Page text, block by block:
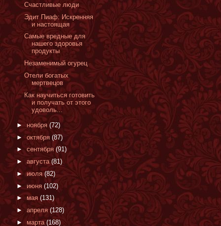
Счастливые люди
Эдит Пиаф: Искренняя
и настоящая
Самые вредные для
нашего здоровья
продукты
Незаменимый огурец
Отели богатых
мертвецов
Как научиться готовить
и получать от этого
удоволь...
► ноября (72)
► октября (87)
► сентября(91)
► августа(81)
►июля (82)
► июня (102)
► мая(131)
► апреля (128)
► марта (168)